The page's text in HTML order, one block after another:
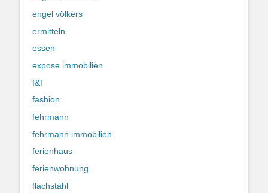
engel völkers
ermitteln
essen
expose immobilien
f&f
fashion
fehrmann
fehrmann immobilien
ferienhaus
ferienwohnung
flachstahl